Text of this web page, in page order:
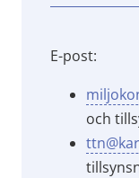
E-post:
och